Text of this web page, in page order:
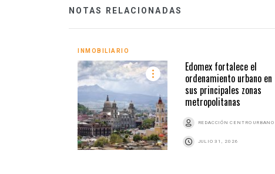
NOTAS RELACIONADAS
INMOBILIARIO
Edomex fortalece el
ordenamiento urbano en
sus principales zonas
metropolitanas
REDACCIÓN CENTRO URBANO
JULIO 31, 2026